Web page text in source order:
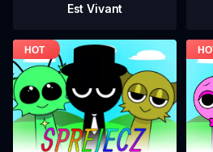
Est Vivant